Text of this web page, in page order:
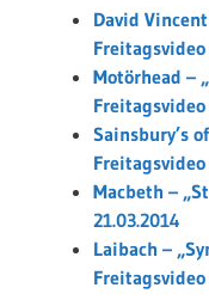
David
Motörhead –
Sainsbury’s
Freitagsvideo
Macbeth –
21.03.2014
Laibach –